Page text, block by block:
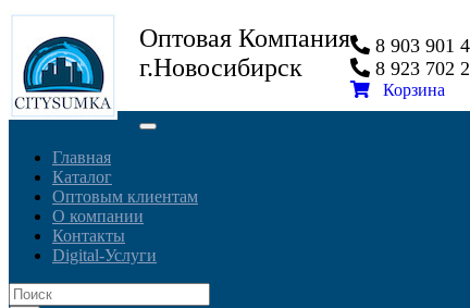
Оптовая Компания
г.Новосибирск
8 903 901
8 923 702
Корзина
Toggle
Главная
Каталог
Оптовым клиентам
О компании
Контакты
Digital-Услуги